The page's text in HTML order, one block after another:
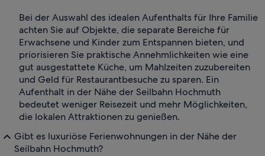
Bei der Auswahl des idealen Aufenthalts für Ihre Familie
achten Sie auf Objekte, die separate Bereiche für
Erwachsene und Kinder zum Entspannen bieten, und
priorisieren Sie praktische Annehmlichkeiten wie eine
gut ausgestattete Küche, um Mahlzeiten zuzubereiten
und Geld für Restaurantbesuche zu sparen. Ein
Aufenthalt in der Nähe der Seilbahn Hochmuth
bedeutet weniger Reisezeit und mehr Möglichkeiten,
die lokalen Attraktionen zu genießen.
Gibt es luxuriöse Ferienwohnungen in der Nähe der
Seilbahn Hochmuth?